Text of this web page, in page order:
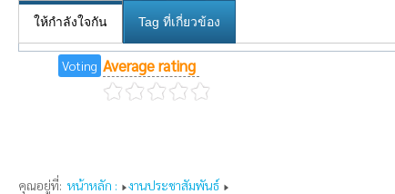
ให้กำลังใจกัน Tag ที่เกี่ยวข้อง
Voting Average rating
คุณอยู่ที่: หน้าหลัก :
งานประชาสัมพันธ์